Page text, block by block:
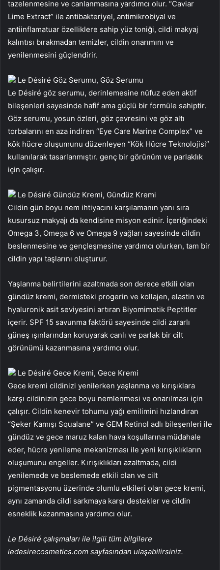
tazelenmesine ve canlanmasına yardımcı olur. “Caviar
Lime Extract” ile antibakteriyel, antimikrobiyal ve
antiinflamatuar özelliklere sahip yüz toniği, cildi makyaj
kalıntısı bırakmadan temizler, cildin onarımını ve
yenilenmesini güçlendirir.
Le Désiré Göz Serumu, Göz Serumu
Le Désiré göz serumu, derinlemesine nüfuz eden aktif
bileşenleri sayesinde hafif ama güçlü bir formüle sahiptir.
Göz serumu, yosun özleri, göz çevresini ve göz altı
torbalarını en aza indiren “Eye Care Marine Complex” ve
kök hücre oluşumunu düzenleyen “Kök Hücre Teknolojisi”
kullanılarak tasarlanmıştır. genç bir görünüm ve parlaklık
için çalışır.
Le Désiré Gündüz Kremi, Gündüz Kremi
Cildin gün boyu nem ihtiyacını karşılamanın yanı sıra
kusursuz makyajı da kendisine misyon edinir. İçeriğindeki
Omega 3, Omega 6 ve Omega 9 yağları sayesinde cildin
beslenmesine ve gençleşmesine yardımcı olurken, tam bir
cildin yapı taşlarını oluşturur.
Yaşlanma belirtilerini azaltmada son derece etkili olan
gündüz kremi, dermisteki progerin ve kollajen, elastin ve
hyaluronik asit seviyesini artıran Biyomimetik Peptitler
içerir. SPF 15 savunma faktörü sayesinde cildi zararlı
güneş ışınlarından koruyarak canlı ve parlak bir cilt
görünümü kazanmasına yardımcı olur.
Le Désiré Gece Kremi, Gece Kremi
Gece kremi cildinizi yenilerken yaşlanma ve kırışıklara
karşı cildinizin gece boyu nemlenmesi ve onarılması için
çalışır. Cildin kenevir tohumu yağı emilimini hızlandıran
“Şeker Kamışı Squalane” ve GEM Retinol adlı bileşenleri ile
gündüz ve gece maruz kalan hava koşullarına müdahale
eder, hücre yenileme mekanizması ile yeni kırışıklıkların
oluşumunu engeller. Kırışıklıkları azaltmada, cildi
yenilemede ve beslemede etkili olan ve cilt
pigmentasyonu üzerinde olumlu etkileri olan gece kremi,
aynı zamanda cildi sarkmaya karşı destekler ve cildin
esneklik kazanmasına yardımcı olur.
Le Désiré çalışmaları ile ilgili tüm bilgilere
ledesirecosmetics.com sayfasından ulaşabilirsiniz.